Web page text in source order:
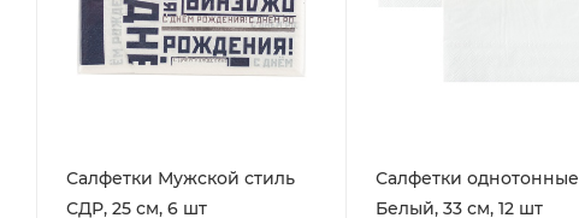
Салфетки Мужской стиль
СДР, 25 см, 6 шт
Салфетки однотонные
Белый, 33 см, 12 шт